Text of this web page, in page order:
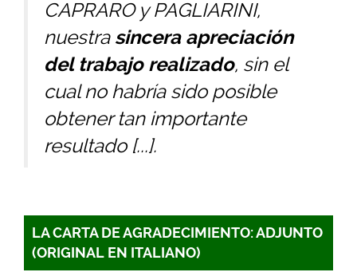
CAPRARO y PAGLIARINI,
nuestra sincera apreciación
del trabajo realizado, sin el
cual no habría sido posible
obtener tan importante
resultado [...].
LA CARTA DE AGRADECIMIENTO: ADJUNTO
(ORIGINAL EN ITALIANO)